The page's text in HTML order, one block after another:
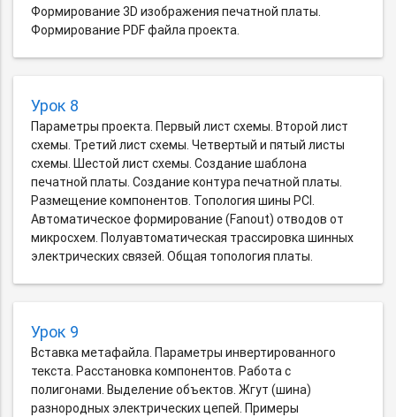
Формирование 3D изображения печатной платы.
Формирование PDF файла проекта.
Урок 8
Параметры проекта. Первый лист схемы. Второй лист
схемы. Третий лист схемы. Четвертый и пятый листы
схемы. Шестой лист схемы. Создание шаблона
печатной платы. Создание контура печатной платы.
Размещение компонентов. Топология шины PCI.
Автоматическое формирование (Fanout) отводов от
микросхем. Полуавтоматическая трассировка шинных
электрических связей. Общая топология платы.
Урок 9
Вставка метафайла. Параметры инвертированного
текста. Расстановка компонентов. Работа с
полигонами. Выделение объектов. Жгут (шина)
разнородных электрических цепей. Примеры